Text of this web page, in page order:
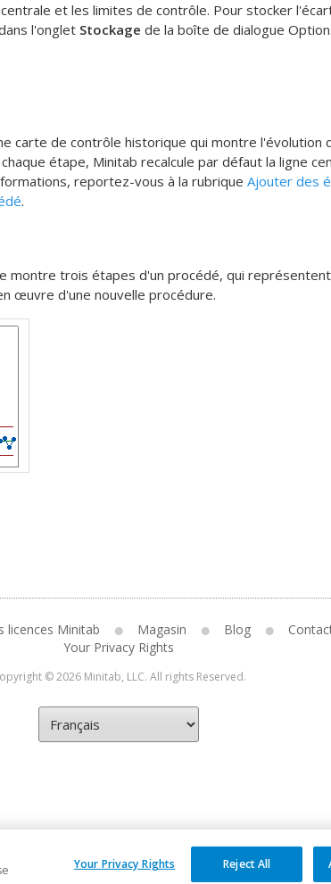
et les limites de contrôle. Pour stocker
l'onglet Stockage de la boîte de dialogue
carte de contrôle historique qui montre l'évolution
chaque étape, Minitab recalcule par défaut la ligne
reportez-vous à la rubrique Ajouter des
.
montre trois étapes d'un procédé, qui
œuvre d'une nouvelle procédure.
licences Minitab Magasin Blog
Your Privacy Rights
© 2026 Minitab, LLC. All rights Reserved.
Your Privacy Rights Reject All